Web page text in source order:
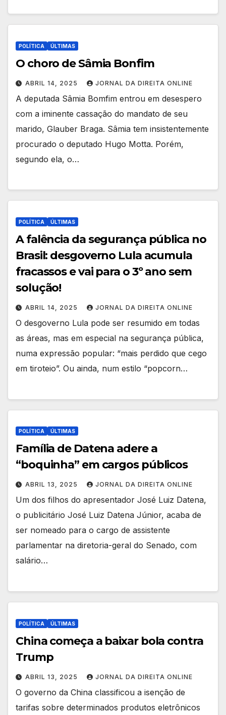
POLÍTICA ÚLTIMAS
O choro de Sâmia Bonfim
ABRIL 14, 2025 JORNAL DA DIREITA ONLINE
A deputada Sâmia Bomfim entrou em desespero
com a iminente cassação do mandato de seu
marido, Glauber Braga. Sâmia tem insistentemente
procurado o deputado Hugo Motta. Porém,
segundo ela, o…
POLÍTICA ÚLTIMAS
A falência da segurança pública no
Brasil: desgoverno Lula acumula
fracassos e vai para o 3º ano sem
solução!
ABRIL 14, 2025 JORNAL DA DIREITA ONLINE
O desgoverno Lula pode ser resumido em todas
as áreas, mas em especial na segurança pública,
numa expressão popular: “mais perdido que cego
em tiroteio”. Ou ainda, num estilo “popcorn…
POLÍTICA ÚLTIMAS
Família de Datena adere a
“boquinha” em cargos públicos
ABRIL 13, 2025 JORNAL DA DIREITA ONLINE
Um dos filhos do apresentador José Luiz Datena,
o publicitário José Luiz Datena Júnior, acaba de
ser nomeado para o cargo de assistente
parlamentar na diretoria-geral do Senado, com
salário…
POLÍTICA ÚLTIMAS
China começa a baixar bola contra
Trump
ABRIL 13, 2025 JORNAL DA DIREITA ONLINE
O governo da China classificou a isenção de
tarifas sobre determinados produtos eletrônicos